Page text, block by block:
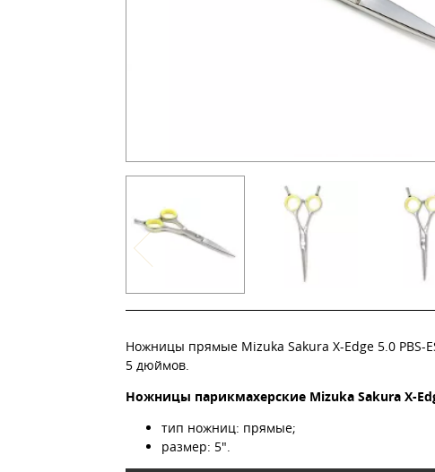
Ножницы прямые Mizuka Sakura X-Edge 5.0
5 дюймов.
Ножницы парикмахерские Mizuka Sakura X-
тип ножниц: прямые;
размер: 5".